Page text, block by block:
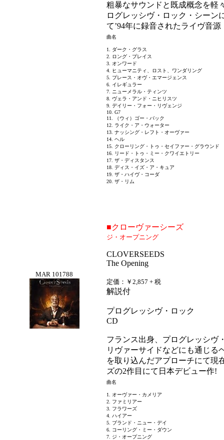
粗暴なサウンドと既成概念を軽
ログレッシヴ・ロック・シーン
て’94年に録音されたライヴ音
曲名
1. ダーク・グラス
2. ロング・プレイス
3. オンワード
4. ヒューマニティ、ロスト、ワンダリング
5. プレース・オヴ・エマージェンス
6. イレギュラー
7. ニューメラル・ティンツ
8. ヴェラ・アンド・ニヒリスツ
9. デイリー・フォー・リヴェンジ
10. G7
11. （ウィ）ゴー・バック
12. ライク・ア・ウォーター
13. ナッシング・レフト・オーヴァー
14. ヘル
15. クローリング・トゥ・セイファー・グラウンド
16. リード・トゥ・ミー・クワイエトリー
17. ザ・ディスタンス
18. ディス・イズ・ア・キュア
19. ザ・ハイヴ・コーダ
20. ザ・リム
MAR 101788
■クローヴァーシーズ
ジ・オープニング
CLOVERSEEDS
The Opening
定価：￥2,857 + 税
解説付
プログレッシヴ・ロック
CD
フランス出身、プログレッシヴ
リヴァーサイドなどにも通じる
を取り込んだアプローチにて現
ズの2作目にて日本デビュー作!
曲名
1. オーヴァー・カメリア
2. ファミリアー
3. フラワーズ
4. ハイアー
5. ブランド・ニュー・デイ
6. コーリング・ミー・ダウン
7. ジ・オープニング